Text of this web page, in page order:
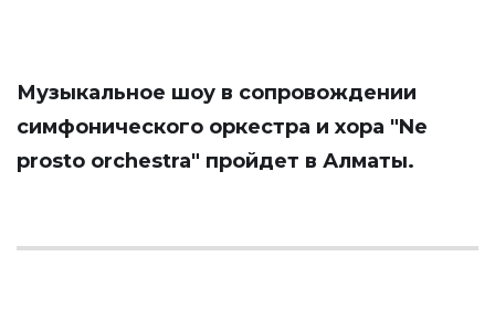
Музыкальное шоу в сопровождении
симфонического оркестра и хора "Ne
prosto orchestra" пройдет в Алматы.